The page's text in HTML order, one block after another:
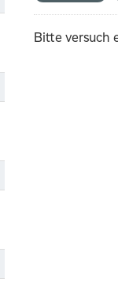
Bitte versuch